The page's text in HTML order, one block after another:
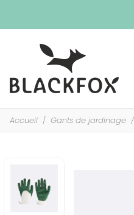
Accueil Gants de jardinage